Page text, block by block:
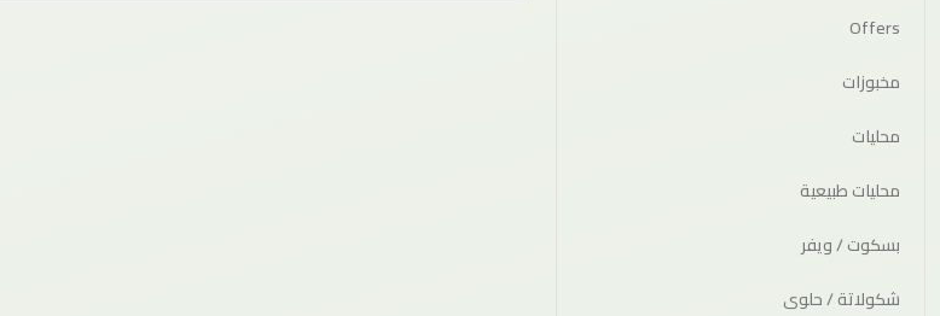
Offers
مخبوزات
محليات
محليات طبيعية
بسكوت / ويفر
شكولاتة / حلوى